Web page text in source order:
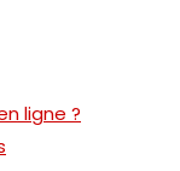
ligne ?